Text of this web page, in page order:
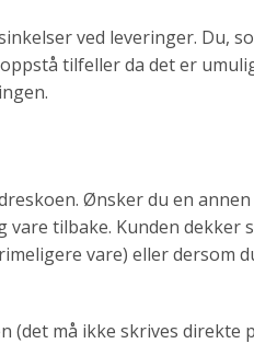
ved leveringer. Du,
tilfeller da det er
Ønsker du en
tilbake. Kunden
vare) eller
må ikke skrives direkte